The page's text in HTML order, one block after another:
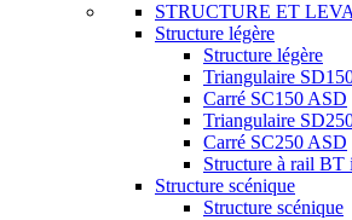
STRUCTURE ET
Structure légère
Structure légère
Triangulaire
Carré SC150 ASD
Triangulaire
Carré SC250 ASD
Structure à rail BT
Structure scénique
Structure scénique